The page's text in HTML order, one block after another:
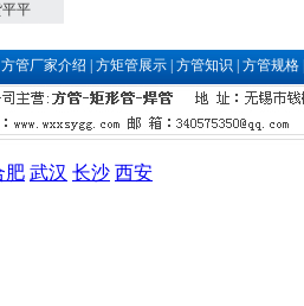
平
方管厂家介绍 方矩管展示| 方管知识 方管规格
肥 武汉 长沙 西安